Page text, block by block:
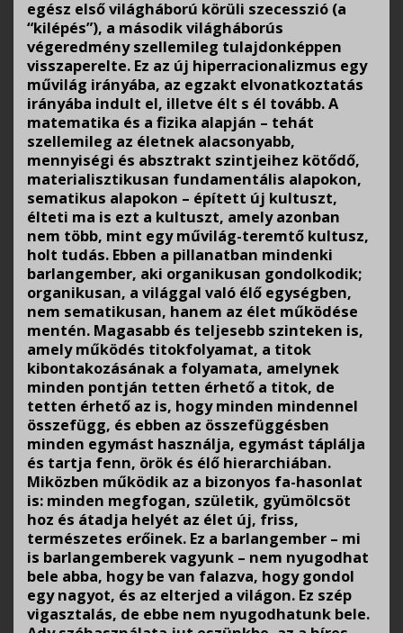
egész első világháború körüli szecesszió (a
“kilépés”), a második világháborús
végeredmény szellemileg tulajdonképpen
visszaperelte. Ez az új hiperracionalizmus egy
művilág irányába, az egzakt elvonatkoztatás
irányába indult el, illetve élt s él tovább. A
matematika és a fizika alapján – tehát
szellemileg az életnek alacsonyabb,
mennyiségi és absztrakt szintjeihez kötődő,
materialisztikusan fundamentális alapokon,
sematikus alapokon – épített új kultuszt,
élteti ma is ezt a kultuszt, amely azonban
nem több, mint egy művilág-teremtő kultusz,
holt tudás. Ebben a pillanatban mindenki
barlangember, aki organikusan gondolkodik;
organikusan, a világgal való élő egységben,
nem sematikusan, hanem az élet működése
mentén. Magasabb és teljesebb szinteken is,
amely működés titokfolyamat, a titok
kibontakozásának a folyamata, amelynek
minden pontján tetten érhető a titok, de
tetten érhető az is, hogy minden mindennel
összefügg, és ebben az összefüggésben
minden egymást használja, egymást táplálja
és tartja fenn, örök és élő hierarchiában.
Miközben működik az a bizonyos fa-hasonlat
is: minden megfogan, születik, gyümölcsöt
hoz és átadja helyét az élet új, friss,
természetes erőinek. Ez a barlangember – mi
is barlangemberek vagyunk – nem nyugodhat
bele abba, hogy be van falazva, hogy gondol
egy nagyot, és az elterjed a világon. Ez szép
vigasztalás, de ebbe nem nyugodhatunk bele.